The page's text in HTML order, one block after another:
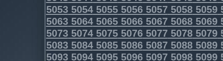
5053505450555056505750585059
5063506450655066506750685069
5073507450755076507750785079
5083508450855086508750885089
5093509450955096509750985099